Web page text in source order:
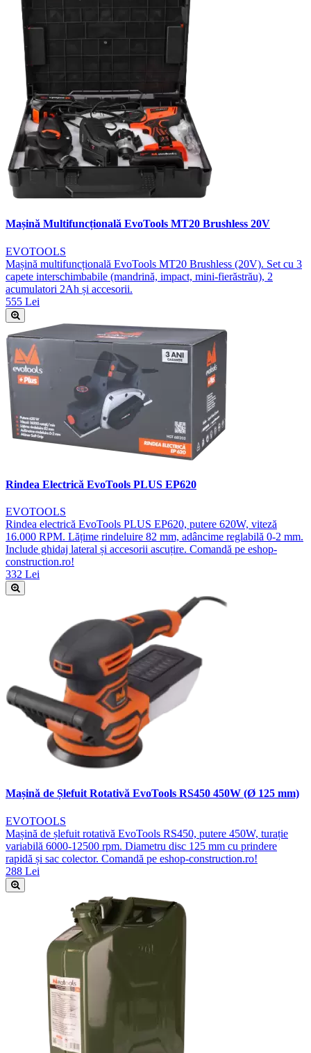
Mașină Multifuncțională EvoTools MT20 Brushless 20V
EVOTOOLS
Mașină multifuncțională EvoTools MT20 Brushless (20V). Set cu 3
capete interschimbabile (mandrină, impact, mini-fierăstrău), 2
acumulatori 2Ah și accesorii.
555 Lei
Rindea Electrică EvoTools PLUS EP620
EVOTOOLS
Rindea electrică EvoTools PLUS EP620, putere 620W, viteză
16.000 RPM. Lățime rindeluire 82 mm, adâncime reglabilă 0-2 mm.
Include ghidaj lateral și accesorii ascuțire. Comandă pe eshop-
construction.ro!
332 Lei
Mașină de Șlefuit Rotativă EvoTools RS450 450W (Ø 125 mm)
EVOTOOLS
Mașină de șlefuit rotativă EvoTools RS450, putere 450W, turație
variabilă 6000-12500 rpm. Diametru disc 125 mm cu prindere
rapidă și sac colector. Comandă pe eshop-construction.ro!
288 Lei